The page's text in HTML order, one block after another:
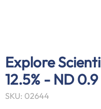
Explore
12.5% - ND
SKU: 02644